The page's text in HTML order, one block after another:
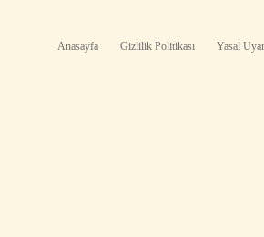
Anasayfa Gizlilik Politikası Yasal